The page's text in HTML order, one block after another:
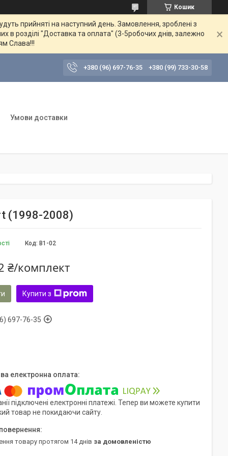
Кошик
прийняті на наступний день. Замовлення, зроблені з
в розділі "Доставка та оплата" (3-5робочих днів, залежно
Слава!!!
+380 (96) 697-76-35 +380 (99) 733-30-58
Умови доставки
(1998-2008)
Код: B1-02
₴/комплект
Купити з
697-76-35
підключені електронні платежі. Тепер ви можете купити
товар не покидаючи сайту.
товару протягом 14 днів за домовленістю